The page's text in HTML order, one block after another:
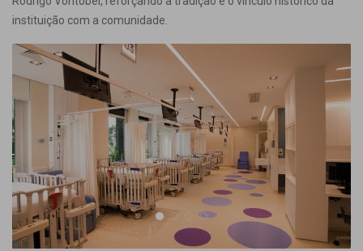
instituição com a comunidade.